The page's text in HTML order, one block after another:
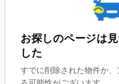
お探しのページは
した
すでに削除された物件か